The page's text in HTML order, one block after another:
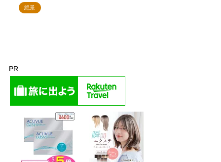
絶景
PR